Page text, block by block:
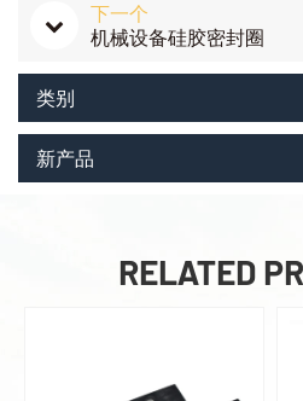
下一个
机械设备硅胶密封圈
类别
新产品
RELATED